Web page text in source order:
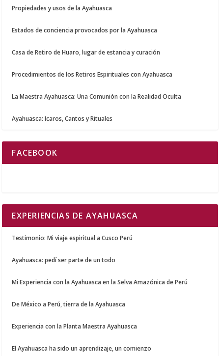
Propiedades y usos de la Ayahuasca
Estados de conciencia provocados por la Ayahuasca
Casa de Retiro de Huaro, lugar de estancia y curación
Procedimientos de los Retiros Espirituales con Ayahuasca
La Maestra Ayahuasca: Una Comunión con la Realidad Oculta
Ayahuasca: Icaros, Cantos y Rituales
FACEBOOK
EXPERIENCIAS DE AYAHUASCA
Testimonio: Mi viaje espiritual a Cusco Perú
Ayahuasca: pedí ser parte de un todo
Mi Experiencia con la Ayahuasca en la Selva Amazónica de Perú
De México a Perú, tierra de la Ayahuasca
Experiencia con la Planta Maestra Ayahuasca
El Ayahuasca ha sido un aprendizaje, un comienzo